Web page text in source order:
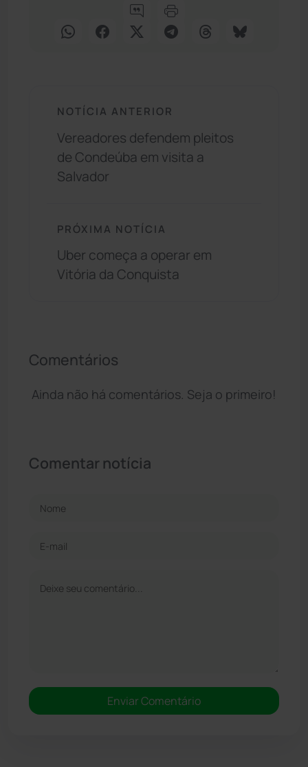
NOTÍCIA ANTERIOR
Vereadores defendem pleitos
de Condeúba em visita a
Salvador
PRÓXIMA NOTÍCIA
Uber começa a operar em
Vitória da Conquista
Comentários
Ainda não há comentários. Seja o primeiro!
Comentar notícia